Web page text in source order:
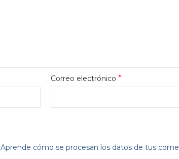
Correo electrónico *
Aprende cómo se procesan los datos de tus